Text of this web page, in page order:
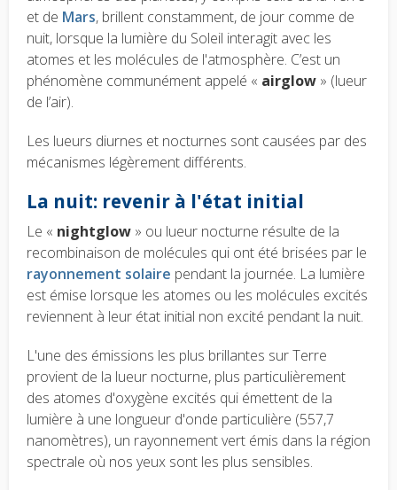
et de Mars, brillent constamment, de jour comme de
nuit, lorsque la lumière du Soleil interagit avec les
atomes et les molécules de l'atmosphère. C’est un
phénomène communément appelé « airglow » (lueur
de l’air).
Les lueurs diurnes et nocturnes sont causées par des
mécanismes légèrement différents.
La nuit: revenir à l'état initial
Le « nightglow » ou lueur nocturne résulte de la
recombinaison de molécules qui ont été brisées par le
rayonnement solaire pendant la journée. La lumière
est émise lorsque les atomes ou les molécules excités
reviennent à leur état initial non excité pendant la nuit.
L'une des émissions les plus brillantes sur Terre
provient de la lueur nocturne, plus particulièrement
des atomes d'oxygène excités qui émettent de la
lumière à une longueur d'onde particulière (557,7
nanomètres), un rayonnement vert émis dans la région
spectrale où nos yeux sont les plus sensibles.